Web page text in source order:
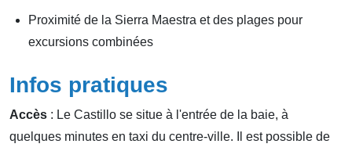
Proximité de la Sierra Maestra et des plages pour
excursions combinées
Infos pratiques
Accès : Le Castillo se situe à l'entrée de la baie, à
quelques minutes en taxi du centre-ville. Il est possible de